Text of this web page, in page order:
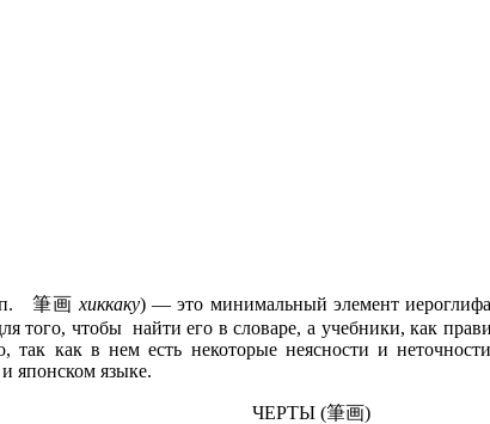
筆画 хиккаку) — это минимальный элемент
того, чтобы найти его в словаре, а учебники, как
так как в нем есть некоторые неясности и
японском языке.
ЧЕРТЫ (筆画)